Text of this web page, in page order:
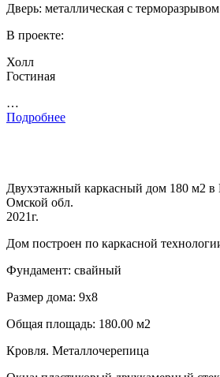
Дверь: металлическая с терморазрывом
В проекте:
Холл
Гостиная
…
Подробнее
Двухэтажный каркасный дом 180 м2 в
Омской обл.
2021г.
Дом построен по каркасной
Фундамент: свайный
Размер дома: 9х8
Общая площадь: 180.00 м2
Кровля. Металлочерепица